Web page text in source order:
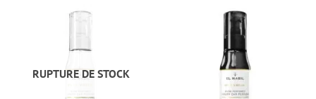
RUPTURE DE STOCK